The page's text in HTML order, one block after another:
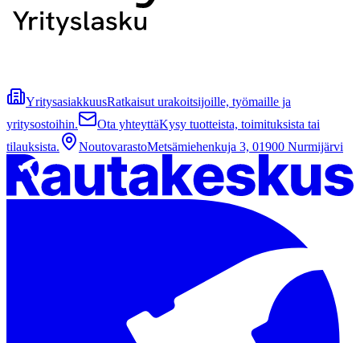
YritysasiakkuusRatkaisut urakoitsijoille, työmaille ja
yritysostoihin.
Ota yhteyttäKysy tuotteista, toimituksista tai
tilauksista.
NoutovarastoMetsämiehenkuja 3, 01900 Nurmijärvi